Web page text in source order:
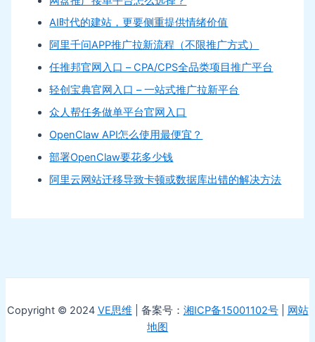
AI时代的建站，更要侧重提供情绪价值
阿里千问APP推广拉新流程（不限推广方式）
任推邦官网入口 – CPA/CPS全品类项目推广平台
轻创宝典官网入口 – 一站式推广拉新平台
众人帮任务做单平台官网入口
OpenClaw API怎么使用最便宜？
部署OpenClaw要花多少钱
阿里云网站迁移导致卡顿或数据库出错的解决方法
Copyright © 2024 VE思维 | 备案号： 湘ICP备15001102号| 网站
地图